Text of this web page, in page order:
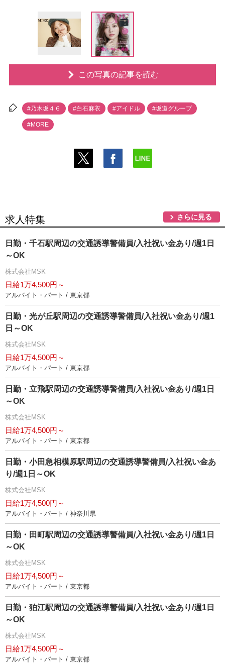
この写真の記事を読む
#乃木坂４６ #白石麻衣 #アイドル #坂道グループ
#MORE
求人特集 さらに見る
日勤・千石駅周辺の交通誘導警備員/入社祝い金あり/週1日
～OK
株式会社MSK
日給1万4,500円～
アルバイト・パート / 東京都
日勤・光が丘駅周辺の交通誘導警備員/入社祝い金あり/週1
日～OK
株式会社MSK
日給1万4,500円～
アルバイト・パート / 東京都
日勤・立飛駅周辺の交通誘導警備員/入社祝い金あり/週1日
～OK
株式会社MSK
日給1万4,500円～
アルバイト・パート / 東京都
日勤・小田急相模原駅周辺の交通誘導警備員/入社祝い金あ
り/週1日～OK
株式会社MSK
日給1万4,500円～
アルバイト・パート / 神奈川県
日勤・田町駅周辺の交通誘導警備員/入社祝い金あり/週1日
～OK
株式会社MSK
日給1万4,500円～
アルバイト・パート / 東京都
日勤・狛江駅周辺の交通誘導警備員/入社祝い金あり/週1日
～OK
株式会社MSK
日給1万4,500円～
アルバイト・パート / 東京都